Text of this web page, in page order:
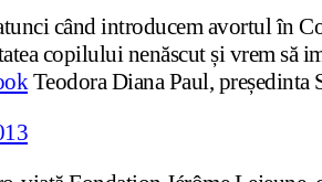
când introducem avortul în
copilului nenăscut și vrem să
Teodora Diana Paul, președinta